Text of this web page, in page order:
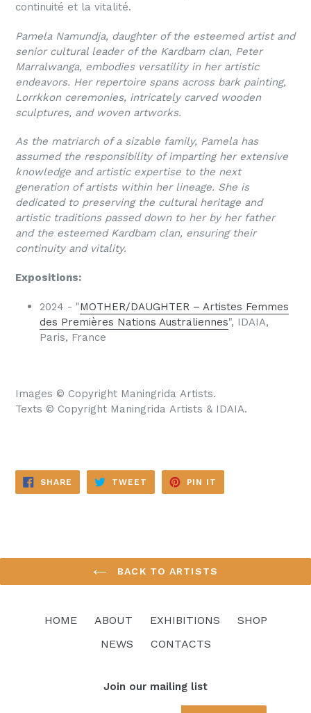
continuité et la vitalité.
Pamela Namundja, daughter of the esteemed artist and
senior cultural leader of the Kardbam clan, Peter
Marralwanga, embodies versatility in her artistic
endeavors. Her repertoire spans across bark painting,
Lorrkkon ceremonies, intricately carved wooden
sculptures, and woven artworks.
As the matriarch of a sizable family, Pamela has
assumed the responsibility of imparting her extensive
knowledge and artistic expertise to the next
generation of artists within her lineage. She is
dedicated to preserving the cultural heritage and
artistic traditions passed down to her by her father
and the esteemed Kardbam clan, ensuring their
continuity and vitality.
Expositions:
2024 - "MOTHER/DAUGHTER – Artistes Femmes
des Premières Nations Australiennes", IDAIA,
Paris, France
Images © Copyright Maningrida Artists.
Texts © Copyright Maningrida Artists & IDAIA.
SHARE SHARE
FACEBOOK
TWEET TWEET
TWITTER
PIN IT
PINTEREST
BACK TO ARTISTS
HOME ABOUT EXHIBITIONS
SHOP
NEWS
CONTACTS
Join our mailing list